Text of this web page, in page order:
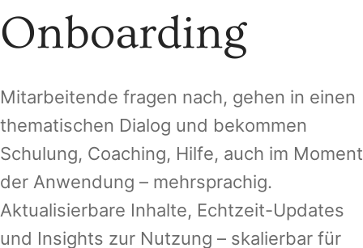
Onboarding
Mitarbeitende fragen nach, gehen in einen
thematischen Dialog und bekommen
Schulung, Coaching, Hilfe, auch im Moment
der Anwendung – mehrsprachig.
Aktualisierbare Inhalte, Echtzeit-Updates
und Insights zur Nutzung – skalierbar für